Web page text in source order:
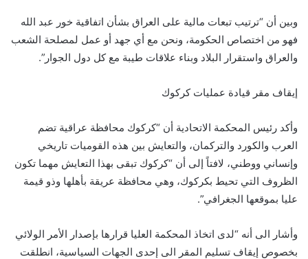
وبين أن “ترتيب تبعات مالية على العراق بشأن اتفاقية خور عبد الله
فهو من اختصاص الحكومة، ونحن مع أي جهد أو عمل لمصلحة الشعب
والعراق واستقرار البلاد وبناء علاقات طيبة مع كل دول الجوار”.
إيقاف مقر قيادة عمليات كركوك
وأكد رئيس المحكمة الاتحادية أن “كركوك محافظة عراقية تضم
العرب والكورد والتركمان، والتعايش بين هذه القوميات تاريخي
وإنساني ووطني، لافتاً إلى أن “كركوك تبقى بهذا التعايش مهما تكون
الظروف التي تحيط بكركوك، وهي محافظة عريقة بأهلها وذو قيمة
عليا بموقعها الجغرافي”.
وأشار الى أنه “لدى اتخاذ المحكمة العليا قرارها بإصدار الأمر الولائي
بخصوص إيقاف تسليم المقر الى إحدى الجهات السياسية، انطلقت